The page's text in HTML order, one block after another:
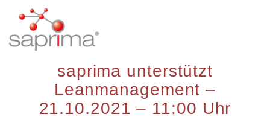
saprima unterstützt
Leanmanagement –
21.10.2021 – 11:00 Uhr